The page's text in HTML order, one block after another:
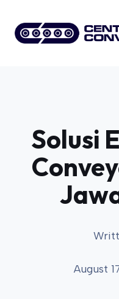
content
Solusi
August